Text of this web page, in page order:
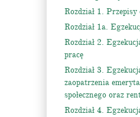
Rozdział 1. Przepisy
Rozdział 1a.
Rozdział 2.
pracę
Rozdział 3.
zaopatrzenia
społecznego oraz
Rozdział 4.